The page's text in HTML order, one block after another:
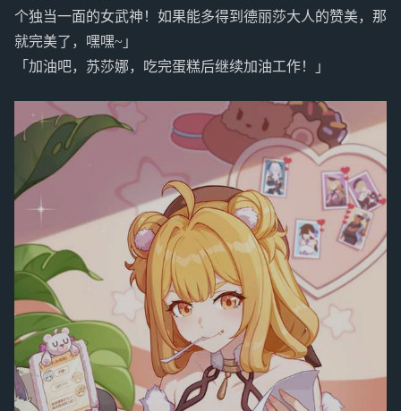
个独当一面的女武神！如果能多得到德丽莎大人的赞美，那
就完美了，嘿嘿~」
「加油吧，苏莎娜，吃完蛋糕后继续加油工作！」